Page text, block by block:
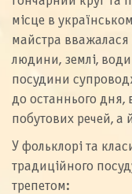
місце в
майстра
людини, землі,
посудини
до останнього
побутових речей, а
У фольклорі та
традиційного
трепетом: